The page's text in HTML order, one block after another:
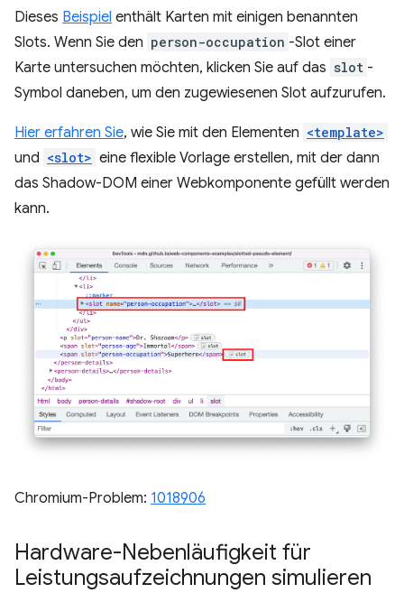
Dieses Beispiel enthält Karten mit einigen benannten
Slots. Wenn Sie den person-occupation -Slot einer
Karte untersuchen möchten, klicken Sie auf das slot -
Symbol daneben, um den zugewiesenen Slot aufzurufen.
Hier erfahren Sie, wie Sie mit den Elementen <template>
und <slot> eine flexible Vorlage erstellen, mit der dann
das Shadow-DOM einer Webkomponente gefüllt werden
kann.
Chromium-Problem: 1018906
Hardware-Nebenläufigkeit für
Leistungsaufzeichnungen simulieren